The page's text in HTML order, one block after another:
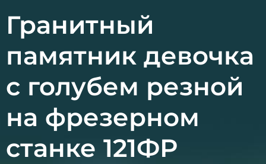
Гранитный
памятник девочка
с голубем резной
на фрезерном
станке 121ФР